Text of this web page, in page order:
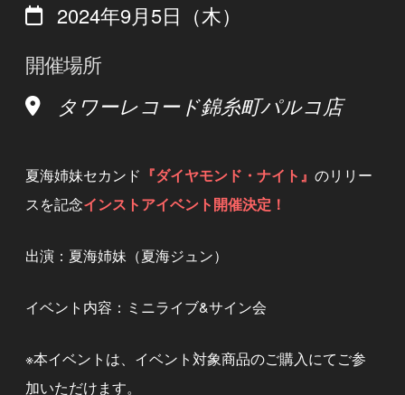
2024年9月5日（木）
開催場所
タワーレコード錦糸町パルコ店
夏海姉妹セカンド 『ダイヤモンド・ナイト』 のリリー
スを記念インストアイベント開催決定！
出演：夏海姉妹（夏海ジュン）
イベント内容：ミニライブ&サイン会
※本イベントは、イベント対象商品のご購入にてご参
加いただけます。